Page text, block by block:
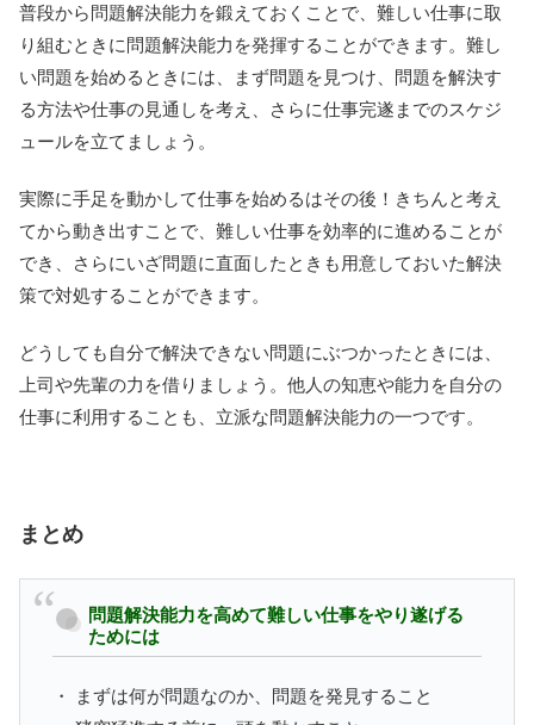
普段から問題解決能力を鍛えておくことで、難しい仕事に取
り組むときに問題解決能力を発揮することができます。難し
い問題を始めるときには、まず問題を見つけ、問題を解決す
る方法や仕事の見通しを考え、さらに仕事完遂までのスケジ
ュールを立てましょう。
実際に手足を動かして仕事を始めるはその後！きちんと考え
てから動き出すことで、難しい仕事を効率的に進めることが
でき、さらにいざ問題に直面したときも用意しておいた解決
策で対処することができます。
どうしても自分で解決できない問題にぶつかったときには、
上司や先輩の力を借りましょう。他人の知恵や能力を自分の
仕事に利用することも、立派な問題解決能力の一つです。
まとめ
問題解決能力を高めて難しい仕事をやり遂げる
ためには
・ まずは何が問題なのか、問題を発見すること